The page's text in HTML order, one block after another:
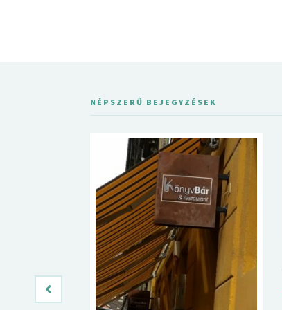
NÉPSZERŰ BEJEGYZÉSEK